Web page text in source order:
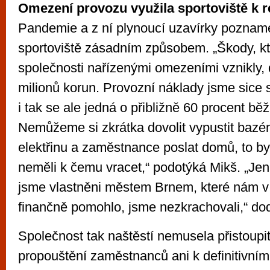
Omezení provozu využila sportoviště k
Pandemie a z ní plynoucí uzavírky
sportoviště zásadním způsobem. „Škody,
společnosti nařízenými omezeními
milionů korun. Provozní náklady jsme sice
i tak se ale jedná o přibližně 60 procent
Nemůžeme si zkrátka dovolit vypustit
elektřinu a zaměstnance poslat domů, to
neměli k čemu vracet,“ podotýká Mikš.
jsme vlastněni městem Brnem, které nám
finančně pomohlo, jsme nezkrachovali,“
Společnost tak naštěstí nemusela
propouštění zaměstnanců ani k